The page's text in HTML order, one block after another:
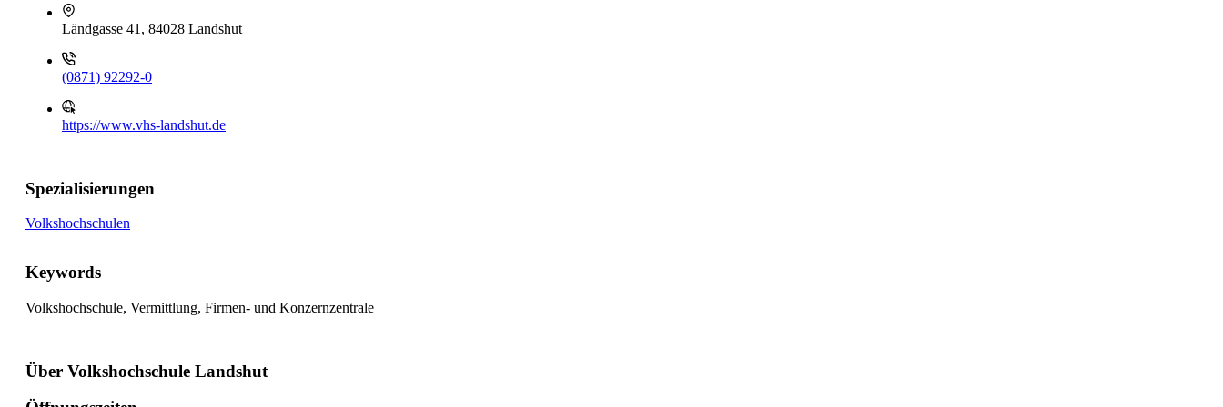
Ländgasse 41, 84028 Landshut
(0871) 92292-0
https://www.vhs-landshut.de
Spezialisierungen
Volkshochschulen
Keywords
Volkshochschule, Vermittlung, Firmen- und Konzernzentrale
Über Volkshochschule Landshut